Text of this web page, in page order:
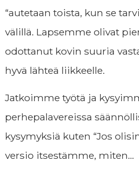
“autetaan toista, kun se
välillä. Lapsemme olivat
odottanut kovin suuria
hyvä lähteä liikkeelle.
Jatkoimme työtä ja
perhepalavereissa
kysymyksiä kuten “Jos
versio itsestämme, miten…